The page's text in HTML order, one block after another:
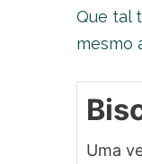
Que tal
mesmo
Uma